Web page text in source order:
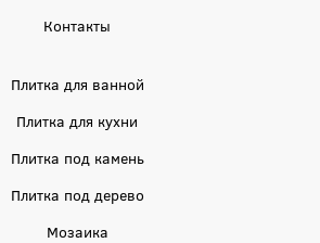
Контакты
Плитка для ванной
Плитка для кухни
Плитка под камень
Плитка под дерево
Мозаика